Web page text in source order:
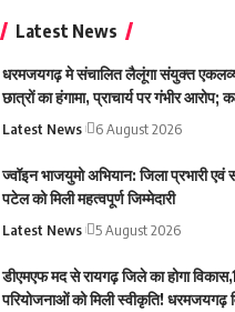
Latest News
धरमजयगढ़ मे संचालित लैलूंगा संयुक्त एकलव्य
छात्रों का हंगामा, प्राचार्य पर गंभीर आरोप;
Latest News 6 August 2026
ज्वॉइन भाजयुमो अभियान: जिला प्रभारी एवं
पटेल को मिली महत्वपूर्ण जिम्मेदारी
Latest News 5 August 2026
डीएमएफ मद से रायगढ़ जिले का होगा
परियोजनाओं को मिली स्वीकृति!